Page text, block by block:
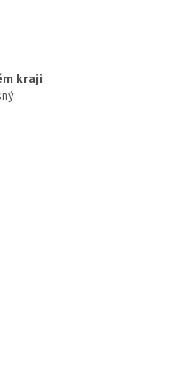
kraji.